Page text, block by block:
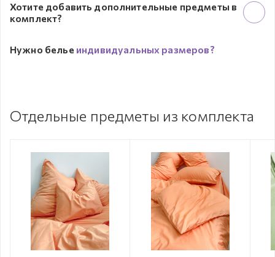
Хотите добавить дополнительные предметы в
комплект?
Нужно белье индивидуальных размеров?
Отдельные предметы из комплекта